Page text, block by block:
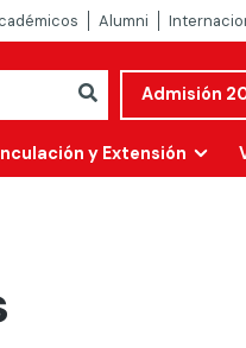
Alumni
Admisión
y Extensión